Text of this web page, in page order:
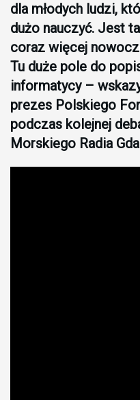
dla młodych ludzi,
dużo nauczyć. Jest
coraz więcej
Tu duże pole do
informatycy –
prezes Polskiego
podczas kolejnej
Morskiego Radia